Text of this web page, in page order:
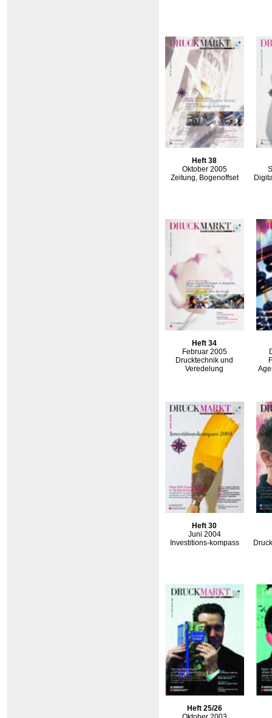
Heft 38
Oktober 2005
Zeitung, Bogenoffset
Heft 34
Februar 2005
Drucktechnik und
Veredelung
Heft 30
Juni 2004
Investitions-kompass
Heft 25/26